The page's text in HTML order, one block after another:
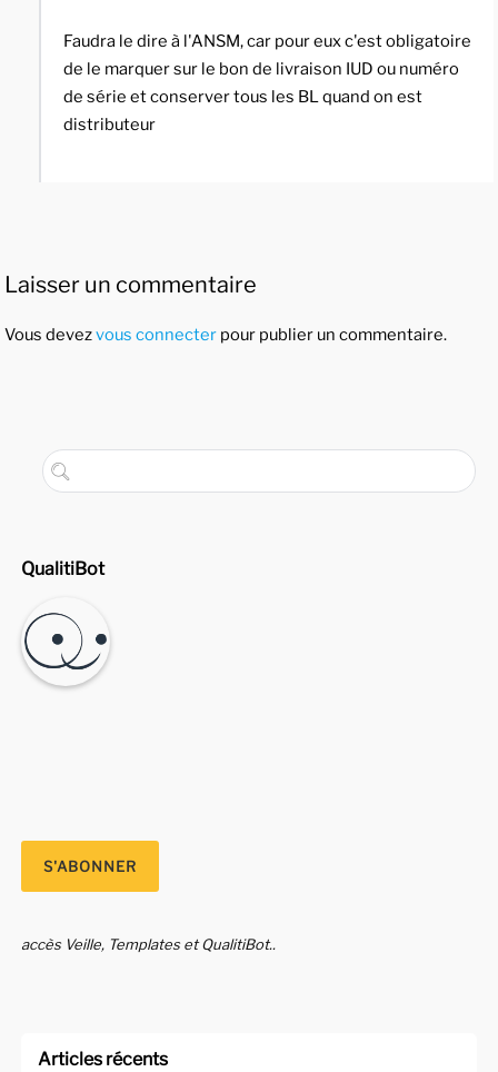
Faudra le dire à l'ANSM, car pour eux c'est obligatoire
de le marquer sur le bon de livraison IUD ou numéro
de série et conserver tous les BL quand on est
distributeur
Laisser un commentaire
Vous devezvous connecter pour publier un commentaire.
QualitiBot
accès Veille, Templates et QualitiBot..
Articles récents